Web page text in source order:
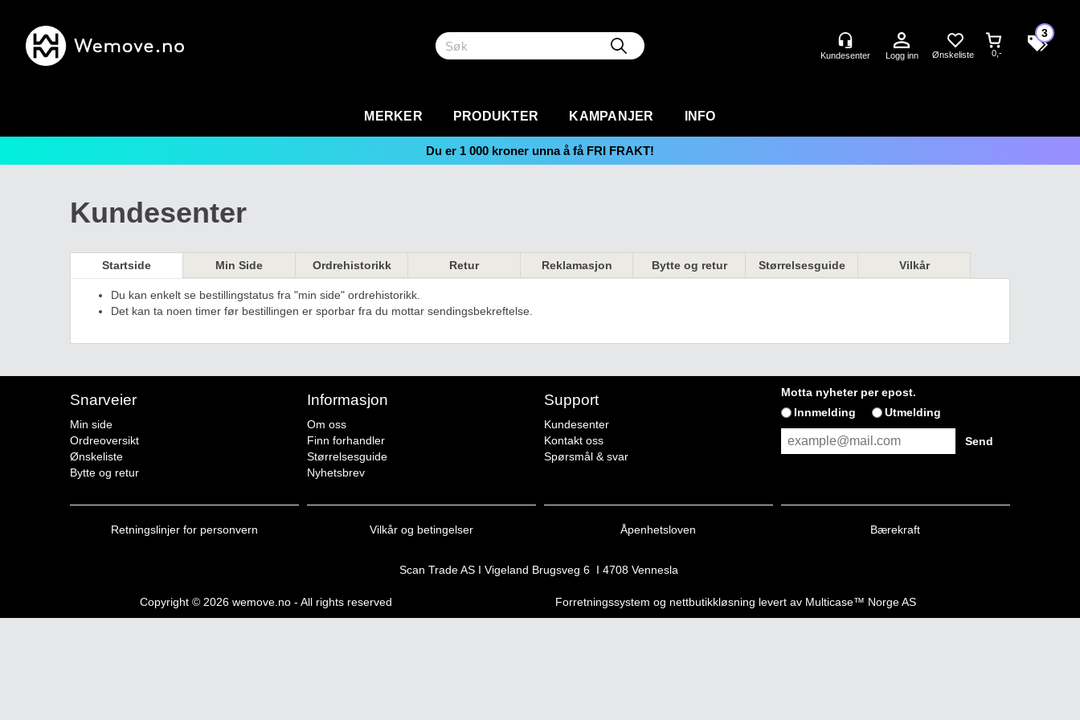
Logg inn 0,-
3
MERKER PRODUKTER KAMPANJER INFO
Du er 1 000 kroner unna å få FRI FRAKT!
Kundesenter
Startside Min Side Ordrehistorikk Retur Reklamasjon Bytte og retur Størrelsesguide Vilkår
Du kan enkelt se bestillingstatus fra "min side" ordrehistorikk.
Det kan ta noen timer før bestillingen er sporbar fra du mottar sendingsbekreftelse.
Snarveier
Min side
Ordreoversikt
Ønskeliste
Bytte og retur
Informasjon
Om oss
Finn forhandler
Størrelsesguide
Nyhetsbrev
Support
Kundesenter
Kontakt oss
Spørsmål & svar
Motta nyheter per epost.
Innmelding
Utmelding
Retningslinjer for personvern Vilkår og betingelser Åpenhetsloven Bærekraft
Scan Trade AS I Vigeland Brugsveg 6 I 4708 Vennesla
Copyright © 2026 wemove.no - All rights reserved Forretningssystem og nettbutikkløsning levert av Multicase™ Norge AS